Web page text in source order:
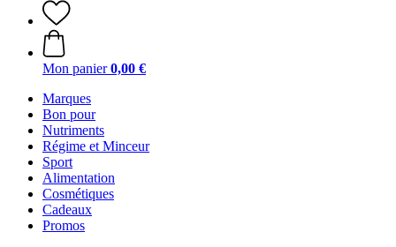
Mon panier 0,00 €
Marques
Bon pour
Nutriments
Régime et Minceur
Sport
Alimentation
Cosmétiques
Cadeaux
Promos